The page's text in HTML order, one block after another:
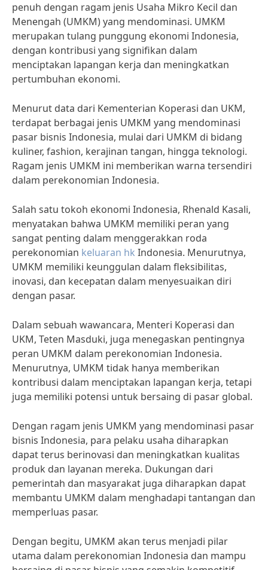
penuh dengan ragam jenis Usaha Mikro Kecil dan
Menengah (UMKM) yang mendominasi. UMKM
merupakan tulang punggung ekonomi Indonesia,
dengan kontribusi yang signifikan dalam
menciptakan lapangan kerja dan meningkatkan
pertumbuhan ekonomi.
Menurut data dari Kementerian Koperasi dan UKM,
terdapat berbagai jenis UMKM yang mendominasi
pasar bisnis Indonesia, mulai dari UMKM di bidang
kuliner, fashion, kerajinan tangan, hingga teknologi.
Ragam jenis UMKM ini memberikan warna tersendiri
dalam perekonomian Indonesia.
Salah satu tokoh ekonomi Indonesia, Rhenald Kasali,
menyatakan bahwa UMKM memiliki peran yang
sangat penting dalam menggerakkan roda
perekonomian keluaran hk Indonesia. Menurutnya,
UMKM memiliki keunggulan dalam fleksibilitas,
inovasi, dan kecepatan dalam menyesuaikan diri
dengan pasar.
Dalam sebuah wawancara, Menteri Koperasi dan
UKM, Teten Masduki, juga menegaskan pentingnya
peran UMKM dalam perekonomian Indonesia.
Menurutnya, UMKM tidak hanya memberikan
kontribusi dalam menciptakan lapangan kerja, tetapi
juga memiliki potensi untuk bersaing di pasar global.
Dengan ragam jenis UMKM yang mendominasi pasar
bisnis Indonesia, para pelaku usaha diharapkan
dapat terus berinovasi dan meningkatkan kualitas
produk dan layanan mereka. Dukungan dari
pemerintah dan masyarakat juga diharapkan dapat
membantu UMKM dalam menghadapi tantangan dan
memperluas pasar.
Dengan begitu, UMKM akan terus menjadi pilar
utama dalam perekonomian Indonesia dan mampu